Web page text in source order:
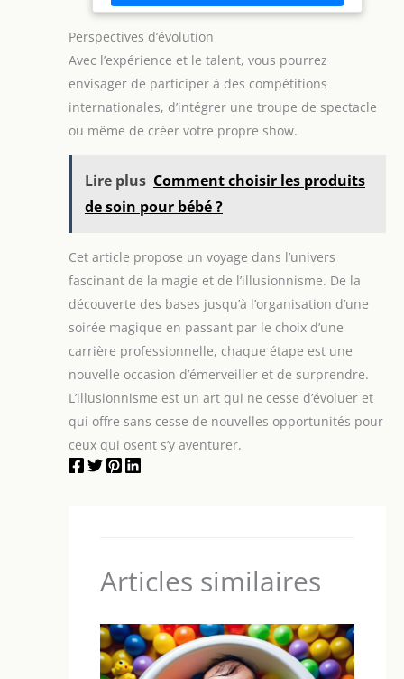
Perspectives d’évolution
Avec l’expérience et le talent, vous pourrez
envisager de participer à des compétitions
internationales, d’intégrer une troupe de spectacle
ou même de créer votre propre show.
Lire plus Comment choisir les produits
de soin pour bébé ?
Cet article propose un voyage dans l’univers
fascinant de la magie et de l’illusionnisme. De la
découverte des bases jusqu’à l’organisation d’une
soirée magique en passant par le choix d’une
carrière professionnelle, chaque étape est une
nouvelle occasion d’émerveiller et de surprendre.
L’illusionnisme est un art qui ne cesse d’évoluer et
qui offre sans cesse de nouvelles opportunités pour
ceux qui osent s’y aventurer.
Articles similaires